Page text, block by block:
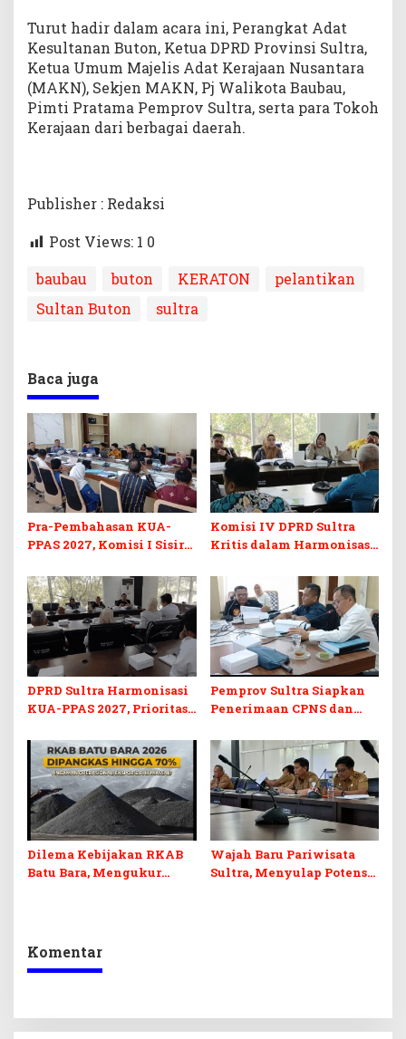
Turut hadir dalam acara ini, Perangkat Adat
Kesultanan Buton, Ketua DPRD Provinsi Sultra,
Ketua Umum Majelis Adat Kerajaan Nusantara
(MAKN), Sekjen MAKN, Pj Walikota Baubau,
Pimti Pratama Pemprov Sultra, serta para Tokoh
Kerajaan dari berbagai daerah.
Publisher : Redaksi
Post Views: 1 0
baubau
buton KERATON
pelantikan
Sultan Buton
sultra
Baca juga
Pra-Pembahasan KUA-
PPAS 2027, Komisi I Sisir
Berkelanjutan
Komisi IV DPRD Sultra
Kritis dalam Harmonisasi
Perubahan APBD 2026
DPRD Sultra Harmonisasi
KUA-PPAS 2027, Prioritas
dan Pelunasan Utang
Infrastruktur
Pemprov Sultra Siapkan
Penerimaan CPNS dan
Desak Formasi Disabilitas
Dilema Kebijakan RKAB
Batu Bara, Mengukur
Wajah Baru Pariwisata
Sultra, Menyulap Potensi
Komentar